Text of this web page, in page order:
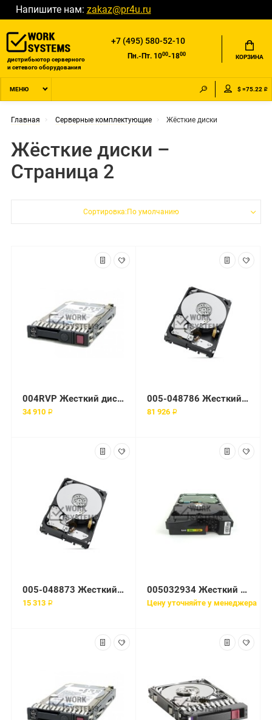
Напишите нам: zakaz@pr4u.ru
дистрибьютор серверного
и сетевого оборудования
+7 (495) 580-52-10
Пн.-Пт. 1000-1800 КОРЗИНА
МЕНЮ $ =75.22 ₽
Главная Серверные комплектующие Жёсткие диски
Жёсткие диски –
Страница 2
Сортировка:По умолчанию
004RVP Жесткий диск Dell 2.4-TB 12G 10K 2.5 SED SAS w/G176J
34 910 ₽
005-048786 Жесткий диск EMC 15000 об/мин SCSI
81 926 ₽
005-048873 Жесткий диск EMC 15000 об/мин SCSI
15 313 ₽
005032934 Жесткий диск EMC 3TB 7200RPM SAS 6G 3.5 DD2500
Цену уточняйте у менеджера